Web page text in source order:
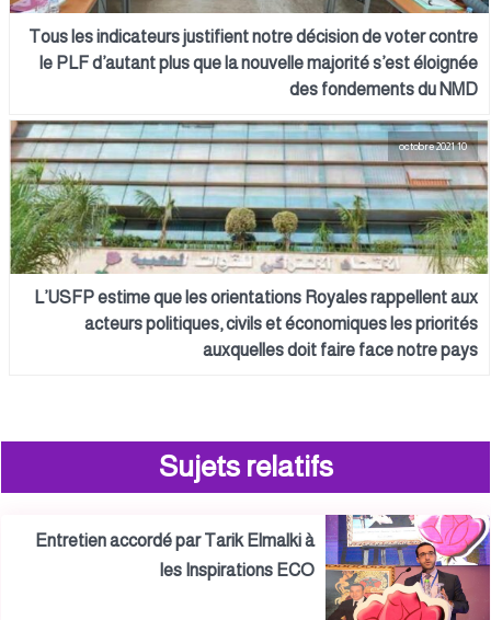
Tous les indicateurs justifient notre décision de voter contre
le PLF d’autant plus que la nouvelle majorité s’est éloignée
des fondements du NMD
10 octobre 2021
L’USFP estime que les orientations Royales rappellent aux
acteurs politiques, civils et économiques les priorités
auxquelles doit faire face notre pays
Sujets relatifs
Entretien accordé par Tarik Elmalki à
les Inspirations ECO